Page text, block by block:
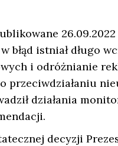
błąd istniał długo
i odróżnianie
przeciwdziałaniu
działania
decyzji